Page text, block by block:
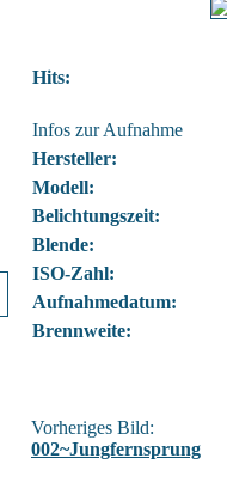
Hits:
Infos zur Aufnahme
Hersteller:
Modell:
Belichtungszeit:
Blende:
ISO-Zahl:
Aufnahmedatum:
Brennweite:
Vorheriges Bild:
002~Jungfernsprung